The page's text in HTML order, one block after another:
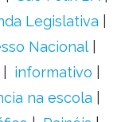
Legislativa
Nacional
informativo
na escola